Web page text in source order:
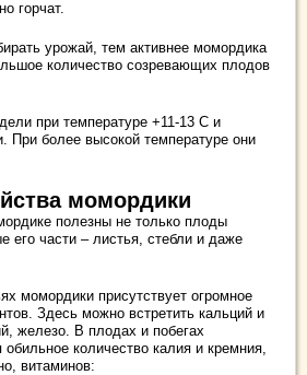
горчат.
урожай, тем активнее момордика
количество созревающих плодов
при температуре +11-13 С и
При более высокой температуре они
момордики
полезны не только плоды
его части – листья, стебли и даже
момордики присутствует огромное
Здесь можно встретить кальций и
железо. В плодах и побегах
количество калия и кремния,
витаминов: